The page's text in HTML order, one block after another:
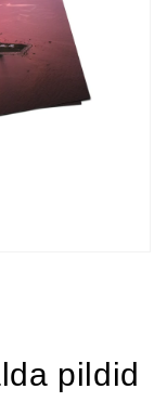
pildid